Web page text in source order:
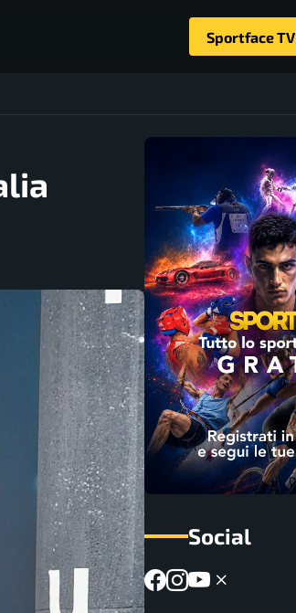
Sportface TV
Social